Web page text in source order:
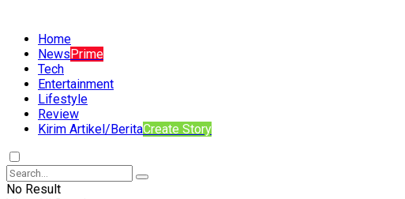
Home
NewsPrime
Tech
Entertainment
Lifestyle
Review
Kirim Artikel/BeritaCreate Story
No Result